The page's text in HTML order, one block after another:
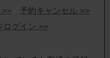
予約キャンセル >>
ログイン >>